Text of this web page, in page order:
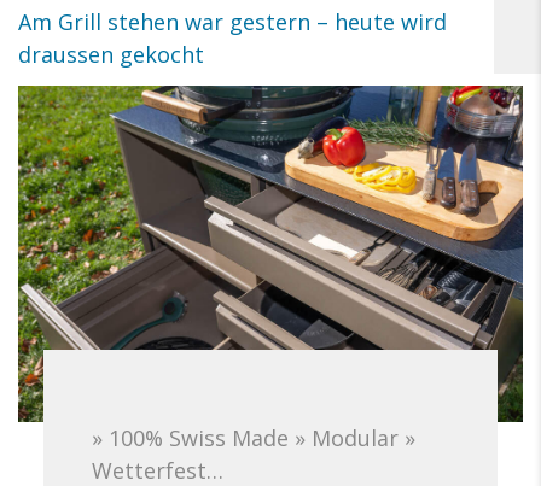
Am Grill stehen war gestern – heute wird
draussen gekocht
» 100% Swiss Made » Modular »
Wetterfest…